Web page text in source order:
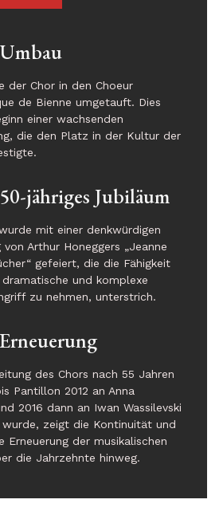
der Chor in den Choeur
de Bienne umgetauft. Dies
einer wachsenden
die den Platz in der Kultur der
jähriges Jubiläum
mit einer denkwürdigen
von Arthur Honeggers „Jeanne
gefeiert, die die Fähigkeit
dramatische und komplexe
zu nehmen, unterstrich.
des Chors nach 55 Jahren
Pantillon 2012 an Anna
2016 dann an Iwan Wassilevski
wurde, zeigt die Kontinuität und
Erneuerung der musikalischen
die Jahrzehnte hinweg.